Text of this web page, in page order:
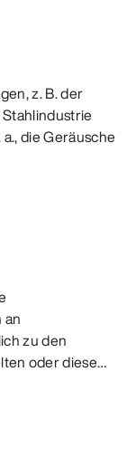
z. B. der
die Geräusche
zu den
oder diese